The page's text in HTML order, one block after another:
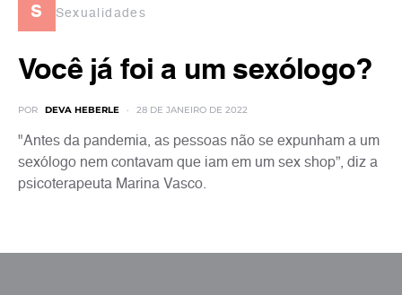
s Sexualidades
Você já foi a um sexólogo?
POR DEVA HEBERLE 28 DE JANEIRO DE 2022
"Antes da pandemia, as pessoas não se expunham a um
sexólogo nem contavam que iam em um sex shop”, diz a
psicoterapeuta Marina Vasco.